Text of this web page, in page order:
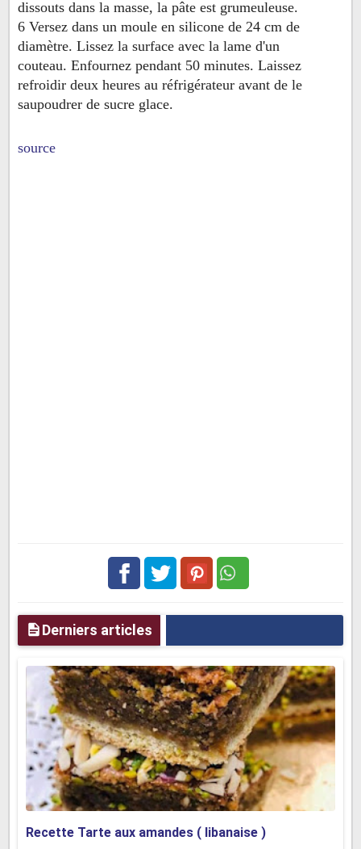
dissouts dans la masse, la pâte est grumeuleuse.
6 Versez dans un moule en silicone de 24 cm de
diamètre. Lissez la surface avec la lame d'un
couteau. Enfournez pendant 50 minutes. Laissez
refroidir deux heures au réfrigérateur avant de le
saupoudrer de sucre glace.
source
Derniers articles
Recette Tarte aux amandes ( libanaise )